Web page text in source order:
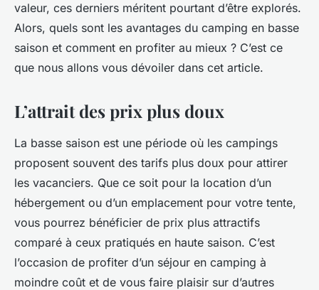
valeur, ces derniers méritent pourtant d’être explorés.
Alors, quels sont les avantages du camping en basse
saison et comment en profiter au mieux ? C’est ce
que nous allons vous dévoiler dans cet article.
L’attrait des prix plus doux
La basse saison est une période où les campings
proposent souvent des tarifs plus doux pour attirer
les vacanciers. Que ce soit pour la location d’un
hébergement ou d’un emplacement pour votre tente,
vous pourrez bénéficier de prix plus attractifs
comparé à ceux pratiqués en haute saison. C’est
l’occasion de profiter d’un séjour en camping à
moindre coût et de vous faire plaisir sur d’autres